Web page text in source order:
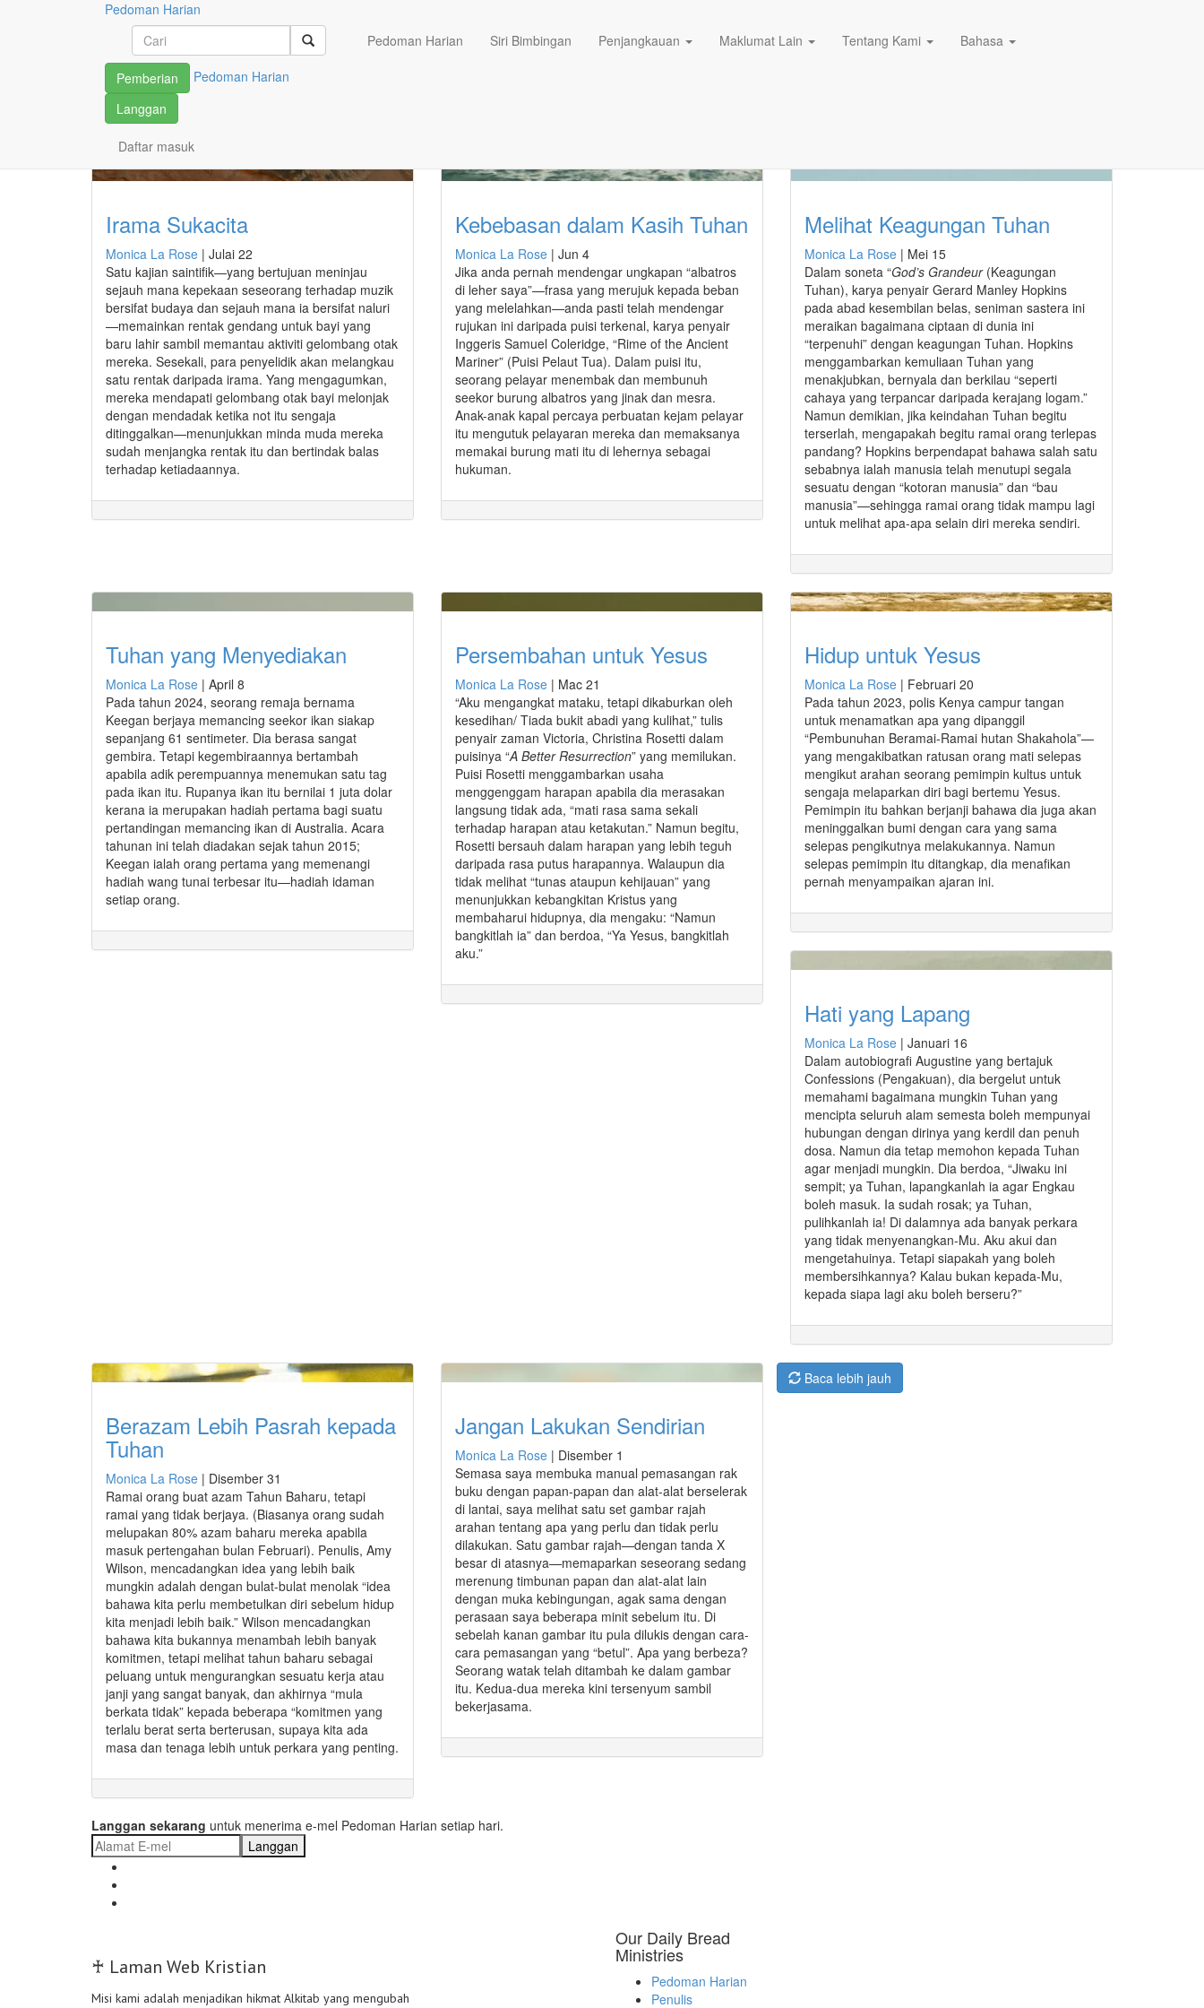
Pedoman Harian
Pedoman Harian
Siri Bimbingan Penjangkauan Maklumat Lain Tentang Kami Bahasa
Pemberian
Pedoman Harian
Langgan
Daftar masuk
Penulis
Lihat semua
Artikel oleh Monica La Rose
Irama Sukacita
Monica La Rose | Julai 22
Satu kajian saintifik—yang bertujuan meninjau
sejauh mana kepekaan seseorang terhadap muzik
bersifat budaya dan sejauh mana ia bersifat naluri
—memainkan rentak gendang untuk bayi yang
baru lahir sambil memantau aktiviti gelombang otak
mereka. Sesekali, para penyelidik akan melangkau
satu rentak daripada irama. Yang mengagumkan,
mereka mendapati gelombang otak bayi melonjak
dengan mendadak ketika not itu sengaja
ditinggalkan—menunjukkan minda muda mereka
sudah menjangka rentak itu dan bertindak balas
terhadap ketiadaannya.
Kebebasan dalam Kasih Tuhan
Monica La Rose | Jun 4
Jika anda pernah mendengar ungkapan “albatros
di leher saya”—frasa yang merujuk kepada beban
yang melelahkan—anda pasti telah mendengar
rujukan ini daripada puisi terkenal, karya penyair
Inggeris Samuel Coleridge, “Rime of the Ancient
Mariner” (Puisi Pelaut Tua). Dalam puisi itu,
seorang pelayar menembak dan membunuh
seekor burung albatros yang jinak dan mesra.
Anak-anak kapal percaya perbuatan kejam pelayar
itu mengutuk pelayaran mereka dan memaksanya
memakai burung mati itu di lehernya sebagai
hukuman.
Melihat Keagungan Tuhan
Monica La Rose | Mei 15
Dalam soneta “God’s Grandeur(Keagungan
Tuhan), karya penyair Gerard Manley Hopkins
pada abad kesembilan belas, seniman sastera ini
meraikan bagaimana ciptaan di dunia ini
“terpenuhi” dengan keagungan Tuhan. Hopkins
menggambarkan kemuliaan Tuhan yang
menakjubkan, bernyala dan berkilau “seperti
cahaya yang terpancar daripada kerajang logam.”
Namun demikian, jika keindahan Tuhan begitu
terserlah, mengapakah begitu ramai orang terlepas
pandang? Hopkins berpendapat bahawa salah satu
sebabnya ialah manusia telah menutupi segala
sesuatu dengan “kotoran manusia” dan “bau
manusia”—sehingga ramai orang tidak mampu lagi
untuk melihat apa-apa selain diri mereka sendiri.
Tuhan yang Menyediakan
Monica La Rose | April 8
Pada tahun 2024, seorang remaja bernama
Keegan berjaya memancing seekor ikan siakap
sepanjang 61 sentimeter. Dia berasa sangat
gembira. Tetapi kegembiraannya bertambah
apabila adik perempuannya menemukan satu tag
pada ikan itu. Rupanya ikan itu bernilai 1 juta dolar
kerana ia merupakan hadiah pertama bagi suatu
pertandingan memancing ikan di Australia. Acara
tahunan ini telah diadakan sejak tahun 2015;
Keegan ialah orang pertama yang memenangi
hadiah wang tunai terbesar itu—hadiah idaman
setiap orang.
Persembahan untuk Yesus
Monica La Rose | Mac 21
“Aku mengangkat mataku, tetapi dikaburkan oleh
kesedihan/ Tiada bukit abadi yang kulihat,” tulis
penyair zaman Victoria, Christina Rosetti dalam
puisinya “A Better Resurrection” yang memilukan.
Puisi Rosetti menggambarkan usaha
menggenggam harapan apabila dia merasakan
langsung tidak ada, “mati rasa sama sekali
terhadap harapan atau ketakutan.” Namun begitu,
Rosetti bersauh dalam harapan yang lebih teguh
daripada rasa putus harapannya. Walaupun dia
tidak melihat “tunas ataupun kehijauan” yang
menunjukkan kebangkitan Kristus yang
membaharui hidupnya, dia mengaku: “Namun
bangkitlah ia” dan berdoa, “Ya Yesus, bangkitlah
aku.”
Hidup untuk Yesus
Monica La Rose | Februari 20
Pada tahun 2023, polis Kenya campur tangan
untuk menamatkan apa yang dipanggil
“Pembunuhan Beramai-Ramai hutan Shakahola”—
yang mengakibatkan ratusan orang mati selepas
mengikut arahan seorang pemimpin kultus untuk
sengaja melaparkan diri bagi bertemu Yesus.
Pemimpin itu bahkan berjanji bahawa dia juga akan
meninggalkan bumi dengan cara yang sama
selepas pengikutnya melakukannya. Namun
selepas pemimpin itu ditangkap, dia menafikan
pernah menyampaikan ajaran ini.
Hati yang Lapang
Monica La Rose | Januari 16
Dalam autobiografi Augustine yang bertajuk
Confessions (Pengakuan), dia bergelut untuk
memahami bagaimana mungkin Tuhan yang
mencipta seluruh alam semesta boleh mempunyai
hubungan dengan dirinya yang kerdil dan penuh
dosa. Namun dia tetap memohon kepada Tuhan
agar menjadi mungkin. Dia berdoa, “Jiwaku ini
sempit; ya Tuhan, lapangkanlah ia agar Engkau
boleh masuk. Ia sudah rosak; ya Tuhan,
pulihkanlah ia! Di dalamnya ada banyak perkara
yang tidak menyenangkan-Mu. Aku akui dan
mengetahuinya. Tetapi siapakah yang boleh
membersihkannya? Kalau bukan kepada-Mu,
kepada siapa lagi aku boleh berseru?”
Berazam Lebih Pasrah kepada
Tuhan
Monica La Rose | Disember 31
Ramai orang buat azam Tahun Baharu, tetapi
ramai yang tidak berjaya. (Biasanya orang sudah
melupakan 80% azam baharu mereka apabila
masuk pertengahan bulan Februari). Penulis, Amy
Wilson, mencadangkan idea yang lebih baik
mungkin adalah dengan bulat-bulat menolak “idea
bahawa kita perlu membetulkan diri sebelum hidup
kita menjadi lebih baik.” Wilson mencadangkan
bahawa kita bukannya menambah lebih banyak
komitmen, tetapi melihat tahun baharu sebagai
peluang untuk mengurangkan sesuatu kerja atau
janji yang sangat banyak, dan akhirnya “mula
berkata tidak” kepada beberapa “komitmen yang
terlalu berat serta berterusan, supaya kita ada
masa dan tenaga lebih untuk perkara yang penting.
Jangan Lakukan Sendirian
Monica La Rose | Disember 1
Semasa saya membuka manual pemasangan rak
buku dengan papan-papan dan alat-alat berselerak
di lantai, saya melihat satu set gambar rajah
arahan tentang apa yang perlu dan tidak perlu
dilakukan. Satu gambar rajah—dengan tanda X
besar di atasnya—memaparkan seseorang sedang
merenung timbunan papan dan alat-alat lain
dengan muka kebingungan, agak sama dengan
perasaan saya beberapa minit sebelum itu. Di
sebelah kanan gambar itu pula dilukis dengan cara-
cara pemasangan yang “betul”. Apa yang berbeza?
Seorang watak telah ditambah ke dalam gambar
itu. Kedua-dua mereka kini tersenyum sambil
bekerjasama.
Baca lebih jauh
Langgan sekarang untuk menerima e-mel Pedoman Harian setiap hari.
Langgan
♰ Laman Web Kristian
Misi kami adalah menjadikan hikmat Alkitab yang mengubah
Our Daily Bread
Ministries
Pedoman Harian
Penulis